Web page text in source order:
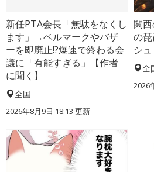
新任PTA会長「無駄をなくし
ます」→ベルマークやバザ
ーを即廃止!?爆速で終わる会
議に「有能すぎる」【作者
に聞く】
全国
2026年8月9日 18:13 更新
関
の
シ
全
2026